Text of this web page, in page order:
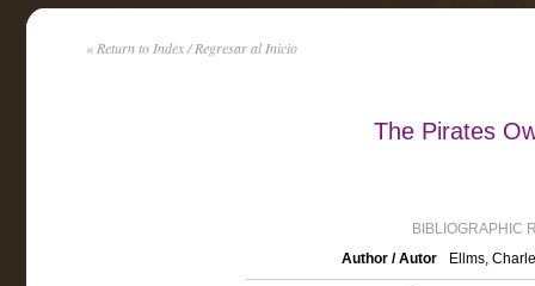
« Return to Index / Regresar al Inicio
The Pirates
BIBLIOGRAPHIC
Author / Autor
Ellms,